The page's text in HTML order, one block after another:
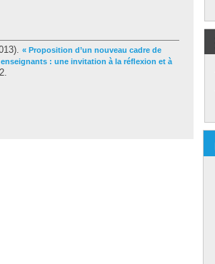
« Proposition d’un nouveau cadre de
: une invitation à la réﬂexion et à